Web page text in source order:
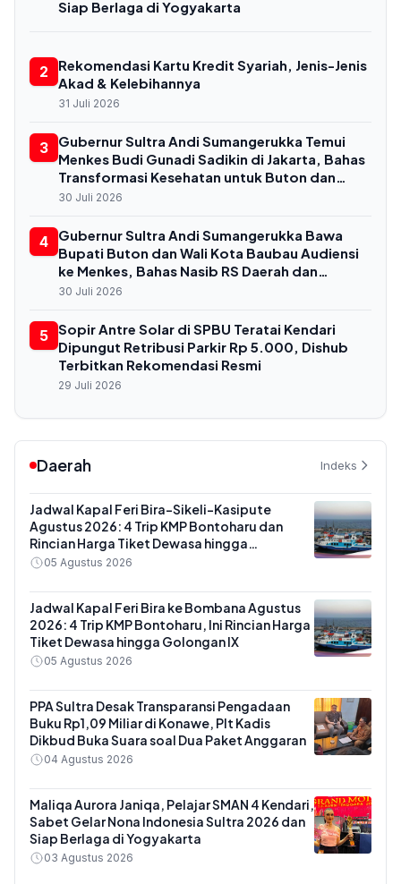
Siap Berlaga di Yogyakarta
2
Rekomendasi Kartu Kredit Syariah, Jenis-Jenis
Akad & Kelebihannya
31 Juli 2026
3
Gubernur Sultra Andi Sumangerukka Temui
Menkes Budi Gunadi Sadikin di Jakarta, Bahas
Transformasi Kesehatan untuk Buton dan
Baubau
30 Juli 2026
4
Gubernur Sultra Andi Sumangerukka Bawa
Bupati Buton dan Wali Kota Baubau Audiensi
ke Menkes, Bahas Nasib RS Daerah dan
Kekurangan Dokter
30 Juli 2026
5 Sopir Antre Solar di SPBU Teratai Kendari
Dipungut Retribusi Parkir Rp 5.000, Dishub
Terbitkan Rekomendasi Resmi
29 Juli 2026
Daerah Indeks
Jadwal Kapal Feri Bira-Sikeli-Kasipute
Agustus 2026: 4 Trip KMP Bontoharu dan
Rincian Harga Tiket Dewasa hingga
Kendaraan Golongan IX
05 Agustus 2026
Jadwal Kapal Feri Bira ke Bombana Agustus
2026: 4 Trip KMP Bontoharu, Ini Rincian Harga
Tiket Dewasa hingga Golongan IX
05 Agustus 2026
PPA Sultra Desak Transparansi Pengadaan
Buku Rp1,09 Miliar di Konawe, Plt Kadis
Dikbud Buka Suara soal Dua Paket Anggaran
04 Agustus 2026
Maliqa Aurora Janiqa, Pelajar SMAN 4 Kendari,
Sabet Gelar Nona Indonesia Sultra 2026 dan
Siap Berlaga di Yogyakarta
03 Agustus 2026